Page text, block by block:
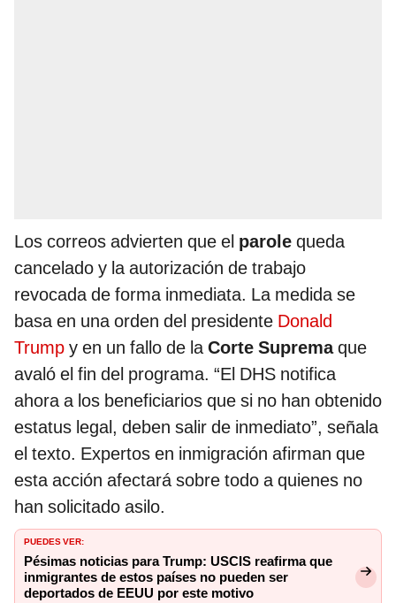
Los correos advierten que el parole queda
cancelado y la autorización de trabajo
revocada de forma inmediata. La medida se
basa en una orden del presidente Donald
Trump y en un fallo de laCorte Supremaque
avaló el fin del programa. “El DHS notifica
ahora a los beneficiarios que si no han obtenido
estatus legal, deben salir de inmediato”, señala
el texto. Expertos en inmigración afirman que
esta acción afectará sobre todo a quienes no
han solicitado asilo.
PUEDES VER:
Pésimas noticias para Trump: USCIS reafirma que
inmigrantes de estos países no pueden ser
deportados de EEUU por este motivo